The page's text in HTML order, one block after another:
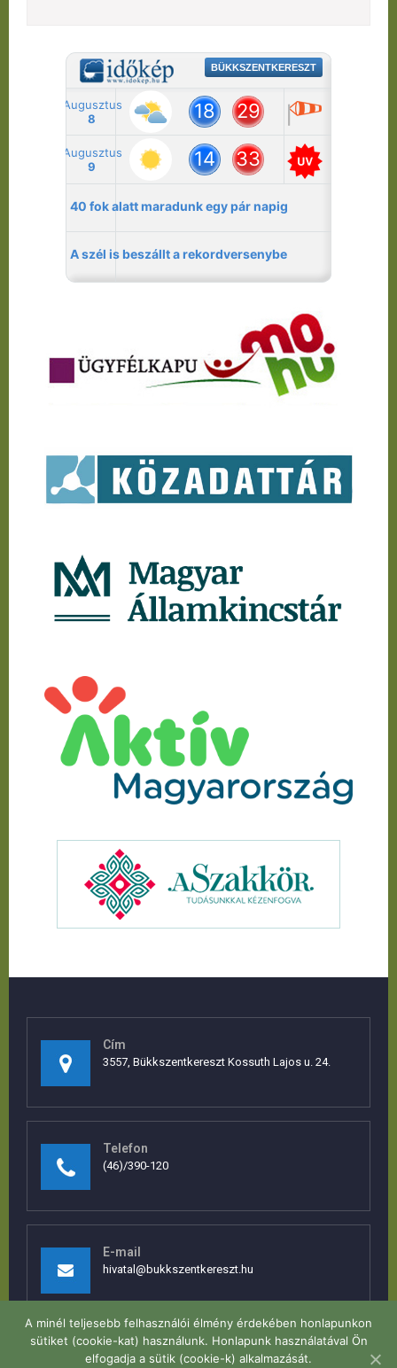
Cím
3557, Bükkszentkereszt Kossuth Lajos u. 24.
Telefon
(46)/390-120
E-mail
hivatal@bukkszentkereszt.hu
A minél teljesebb felhasználói élmény érdekében honlapunkon
sütiket (cookie-kat) használunk. Honlapunk használatával Ön
elfogadja a sütik (cookie-k) alkalmazását.